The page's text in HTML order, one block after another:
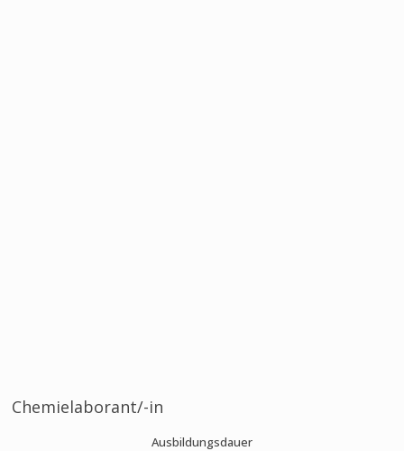
Chemielaborant/-in
Ausbildungsdauer